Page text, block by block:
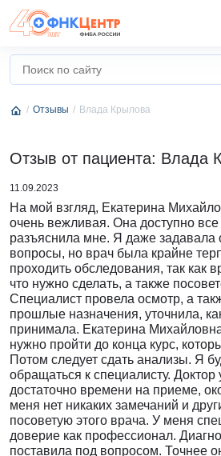
Отзывы Влада Крылова
Отзыв от пациента: Влада
11.09.2023
На мой взгляд, Екатерина
очень вежливая. Она доступно
разъяснила мне. Я даже задавала
вопросы, но врач была крайне
проходить обследования, так как
что нужно сделать, а также
Специалист провела осмотр, а
прошлые назначения, уточнила,
принимала. Екатерина
нужно пройти до конца курс,
Потом следует сдать анализы. Я
обращаться к специалисту. Доктор
достаточно времени на приеме,
меня нет никаких замечаний и
посоветую этого врача. У меня
доверие как профессионал.
поставила под вопросом. Точнее